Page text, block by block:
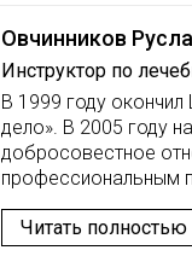
Овчинников
Инструктор по
В 1999 году
дело». В 2005 году
добросовестное
профессиональным
Читать полностью